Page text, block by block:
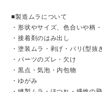
■製造ムラについて
・形状やサイズ、色合いや柄
・接着剤のはみ出し
・塗装ムラ・剥げ・バリ(型抜
・パーツのズレ・欠け
・黒点・気泡・内包物
・ゆがみ